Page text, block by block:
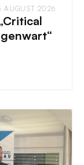
AUGUST 2026